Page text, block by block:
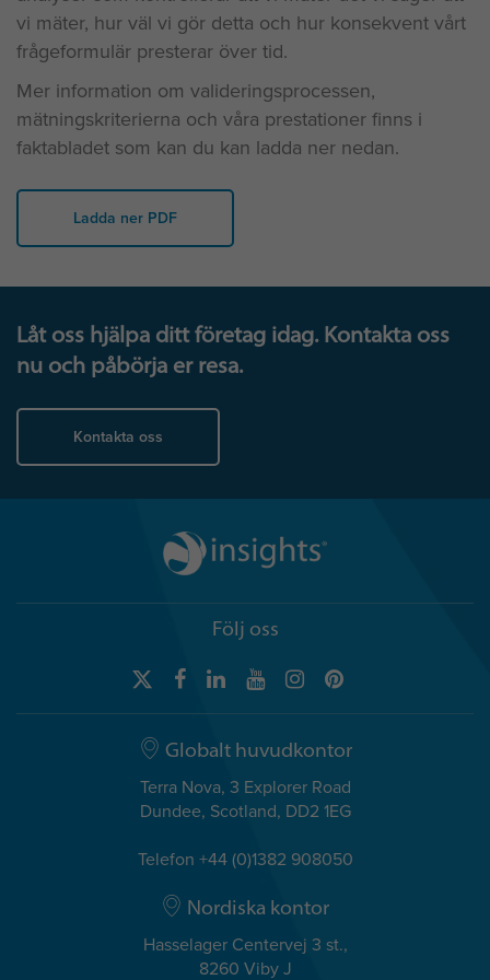
vi mäter, hur väl vi gör detta och hur konsekvent vårt
frågeformulär presterar över tid.
Mer information om valideringsprocessen,
mätningskriterierna och våra prestationer finns i
faktabladet som kan du kan ladda ner nedan.
Ladda ner PDF
Låt oss hjälpa ditt företag idag. Kontakta oss
nu och påbörja er resa.
Kontakta oss
Följ oss
Globalt huvudkontor
Terra Nova, 3 Explorer Road
Dundee, Scotland, DD2 1EG
Telefon +44 (0)1382 908050
Nordiska kontor
Hasselager Centervej 3 st.,
8260 Viby J